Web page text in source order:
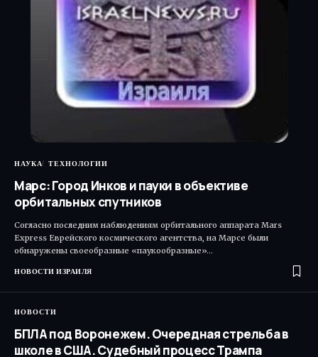
НАУКА ТЕХНОЛОГИИ
Марс: Город Инков и пауки в объективе
орбитальных спутников
Согласно последним наблюдениям орбитального аппарата Mars
Express Еврейского космического агентства, на Марсе были
обнаружены своеобразные «паукообразные»…
НОВОСТИ ИЗРАИЛЯ
НОВОСТИ
БПЛА под Воронежем. Очередная стрельба в
школе в США. Судебный процесс Трампа